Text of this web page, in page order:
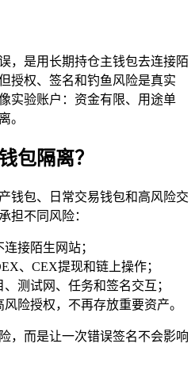
，是用长期持仓主钱包去连接陌
授权、签名和钓鱼风险是真实
实验账户：资金有限、用途单
。
包隔离？
钱包、日常交易钱包和高风险交
担不同风险：
接陌生网站；
、CEX提现和链上操作；
测试网、任务和签名交互；
险授权，不再存放重要资产。
，而是让一次错误签名不会影响